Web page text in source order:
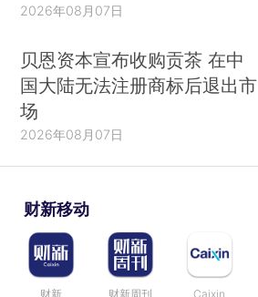
2026年08月07日
贝恩资本宣布收购贡茶 在中
国大陆无法注册商标后退出市
场
2026年08月07日
财新移动
财新 财新周刊 Caixin